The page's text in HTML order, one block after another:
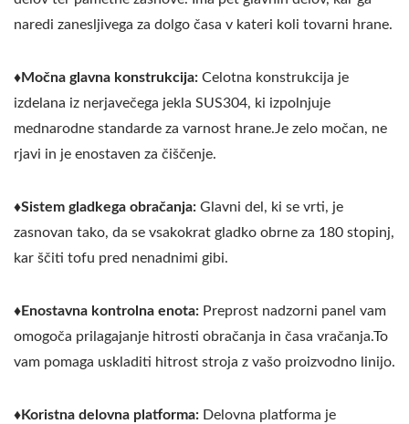
naredi zanesljivega za dolgo časa v kateri koli tovarni hrane.
♦Močna glavna konstrukcija: Celotna konstrukcija je
izdelana iz nerjavečega jekla SUS304, ki izpolnjuje
mednarodne standarde za varnost hrane.Je zelo močan, ne
rjavi in je enostaven za čiščenje.
♦Sistem gladkega obračanja: Glavni del, ki se vrti, je
zasnovan tako, da se vsakokrat gladko obrne za 180 stopinj,
kar ščiti tofu pred nenadnimi gibi.
♦Enostavna kontrolna enota: Preprost nadzorni panel vam
omogoča prilagajanje hitrosti obračanja in časa vračanja.To
vam pomaga uskladiti hitrost stroja z vašo proizvodno linijo.
♦Koristna delovna platforma: Delovna platforma je